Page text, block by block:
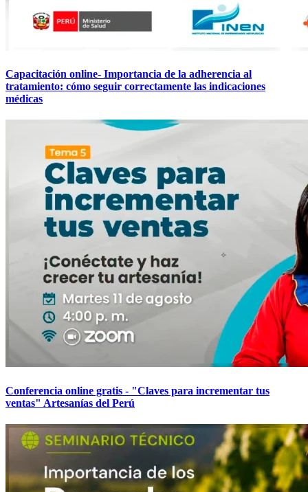
Capacitación online- Importancia de la adherencia al
tratamiento: cómo seguir correctamente las indicaciones
médicas
Conferencia online gratis - "Claves para incrementar tus
ventas" Artesanías del Perú